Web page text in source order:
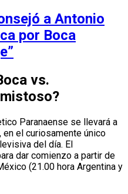
a Antonio
por Boca
vs.
Paranaense se llevará a
, en el curiosamente único
del día. El
dar comienzo a partir de
(21.00 hora Argentina y